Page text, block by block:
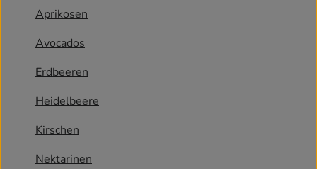
Obst & Gemüse
Kühlschrank
Brotkorb
Aprikosen
Avocados
Erdbeeren
Heidelbeere
Kirschen
Nektarinen